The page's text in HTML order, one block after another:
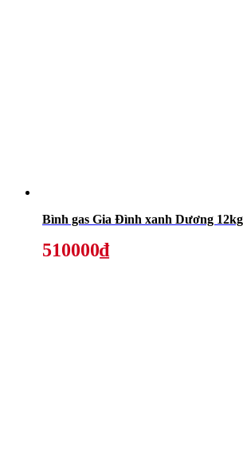
Bình gas Gia Đình xanh Dương
510000₫